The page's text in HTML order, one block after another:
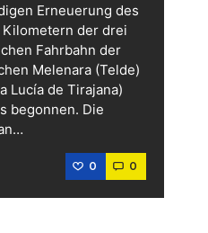
Erneuerung des
Kilometern der drei
Fahrbahn der
Melenara (Telde)
Lucía de Tirajana)
begonnen. Die
0 0